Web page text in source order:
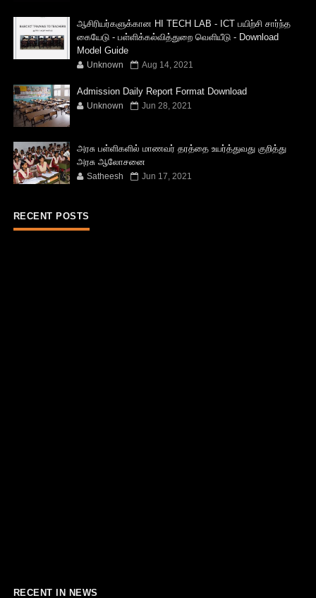
ஆசிரியர்களுக்கான HI TECH LAB - ICT பயிற்சி சார்ந்த
கையேடு - பள்ளிக்கல்வித்துறை வெளியீடு - Download
Model Guide
Unknown Aug 14, 2021
Admission Daily Report Format Download
Unknown Jun 28, 2021
அரசு பள்ளிகளில் மாணவர் தரத்தை உயர்த்துவது குறித்து
அரசு ஆலோசனை
Satheesh Jun 17, 2021
RECENT POSTS
RECENT IN NEWS